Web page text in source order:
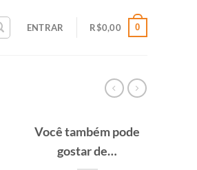
ENTRAR R$0,00 0
Você também pode
gostar de…